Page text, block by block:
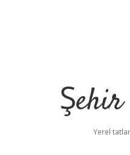
Yerel